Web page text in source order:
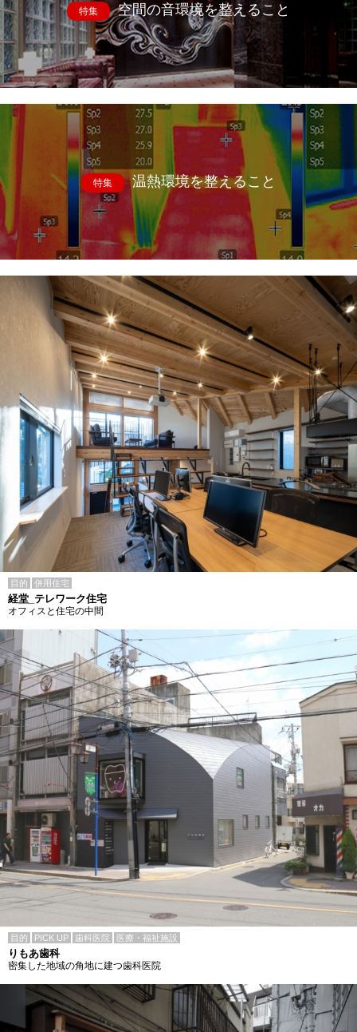
特集 空間の音環境を整えること
特集 温熱環境を整えること
目的 併用住宅
経堂_テレワーク住宅
オフィスと住宅の中間
目的 PICK UP 歯科医院 医療・福祉施設
りもあ歯科
密集した地域の角地に建つ歯科医院